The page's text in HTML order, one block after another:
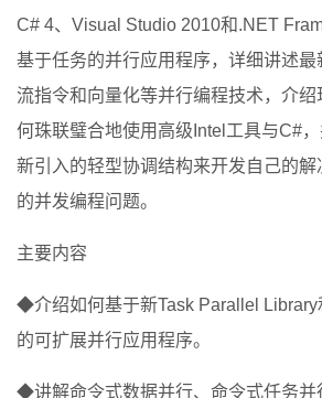
C# 4、Visual Studio 2010和.NET
基于任务的并行应用程序，详细讲述
流指令和向量化等并行编程技术，介绍
何珠联璧合地使用高级Intel工具与C#
新引入的轻型协调结构来开发自己的
的并发编程问题。
主要内容
◆介绍如何基于新Task Parallel Library
的可扩展并行应用程序。
◆讲解命令式数据并行、命令式任务并